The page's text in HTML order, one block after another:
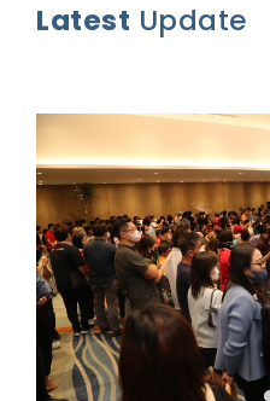
Latest Update